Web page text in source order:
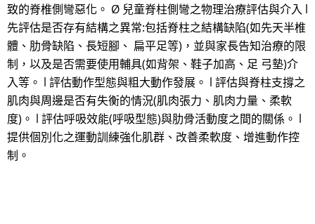
致的脊椎側彎惡化。 Ø 兒童脊柱側彎之物理治療評估與介入 l
先評估是否存有結構之異常:包括脊柱之結構缺陷(如先天半椎
體、肋骨缺陷、長短腳、 扁平足等)，並與家長告知治療的限
制，以及是否需要使用輔具(如背架、鞋子加高、足 弓墊)介
入等。 l 評估動作型態與粗大動作發展。 l 評估與脊柱支撐之
肌肉與周邊是否有失衡的情況(肌肉張力、肌肉力量、柔軟
度)。 l 評估呼吸效能(呼吸型態)與肋骨活動度之間的關係。 l
提供個別化之運動訓練強化肌群、改善柔軟度、增進動作控
制。